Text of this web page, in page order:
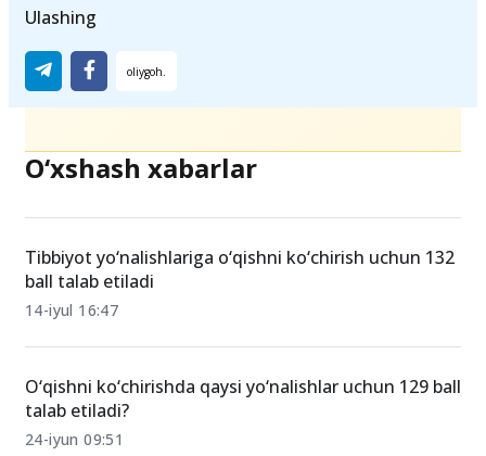
Ulashing
O‘xshash xabarlar
Tibbiyot yo‘nalishlariga o‘qishni ko‘chirish uchun 132
ball talab etiladi
14-iyul 16:47
O‘qishni ko‘chirishda qaysi yo‘nalishlar uchun 129 ball
talab etiladi?
24-iyun 09:51